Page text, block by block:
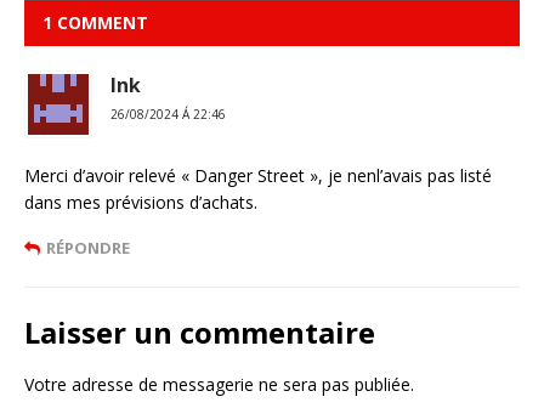
1 COMMENT
Ink
26/08/2024 Á 22:46
Merci d’avoir relevé « Danger Street », je nenl’avais pas listé
dans mes prévisions d’achats.
RÉPONDRE
Laisser un commentaire
Votre adresse de messagerie ne sera pas publiée.